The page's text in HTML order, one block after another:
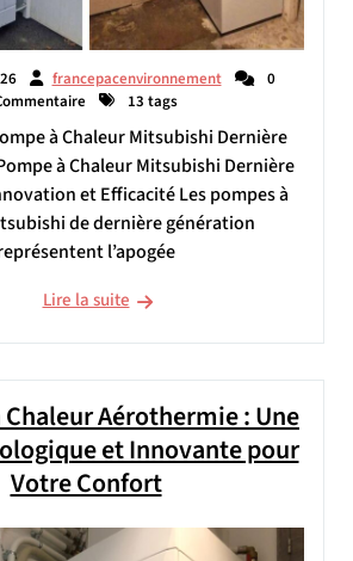
francepacenvironnement
0
13 tags
à Chaleur Mitsubishi Dernière
à Chaleur Mitsubishi Dernière
et Efficacité Les pompes à
de dernière génération
l’apogée
Lire la suite
Chaleur Aérothermie : Une
et Innovante pour
Votre Confort